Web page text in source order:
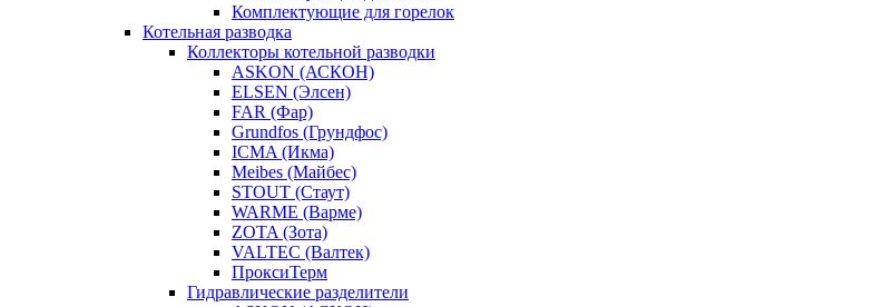
Комплектующие для горелок
Котельная разводка
Коллекторы котельной разводки
ASKON (АСКОН)
ELSEN (Элсен)
FAR (Фар)
Grundfos (Грундфос)
ICMA (Икма)
Meibes (Майбес)
STOUT (Стаут)
WARME (Варме)
ZOTA (Зота)
VALTEC (Валтек)
ПроксиТерм
Гидравлические разделители